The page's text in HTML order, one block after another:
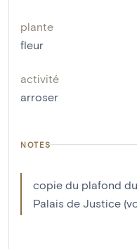
plante
fleur
activité
arroser
NOTES
copie du plafond
Palais de Justice